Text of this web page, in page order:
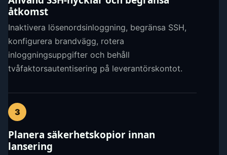
åtkomst
Inaktivera lösenordsinloggning, begränsa SSH,
konfigurera brandvägg, rotera
inloggningsuppgifter och behåll
tvåfaktorsautentisering på leverantörskontot.
3
Planera säkerhetskopior innan
lansering